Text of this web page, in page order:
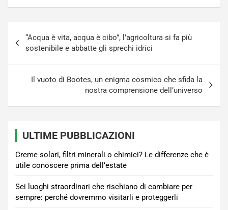
articoli
“Acqua è vita, acqua è cibo”, l’agricoltura si fa più
sostenibile e abbatte gli sprechi idrici
Il vuoto di Bootes, un enigma cosmico che sfida la
nostra comprensione dell’universo
ULTIME PUBBLICAZIONI
Creme solari, filtri minerali o chimici? Le differenze che è
utile conoscere prima dell’estate
Sei luoghi straordinari che rischiano di cambiare per
sempre: perché dovremmo visitarli e proteggerli